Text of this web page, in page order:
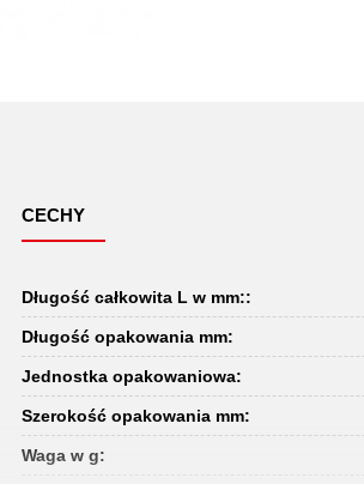
CECHY
Długość całkowita L w mm::
Długość opakowania mm:
Jednostka opakowaniowa:
Szerokość opakowania mm:
Waga w g: